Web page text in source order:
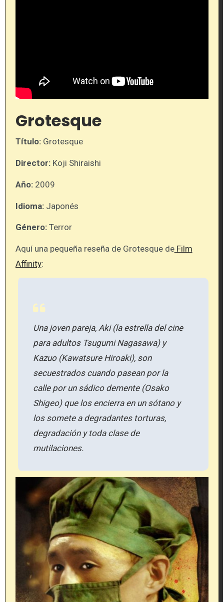
Grotesque
Título:Grotesque
Director: Koji Shiraishi
Año:2009
Idioma: Japonés
Género:Terror
Aquí una pequeña reseña de Grotesque deFilm
Affinity:
Una joven pareja, Aki (la estrella del cine
para adultos Tsugumi Nagasawa) y
Kazuo (Kawatsure Hiroaki), son
secuestrados cuando pasean por la
calle por un sádico demente (Osako
Shigeo) que los encierra en un sótano y
los somete a degradantes torturas,
degradación y toda clase de
mutilaciones.